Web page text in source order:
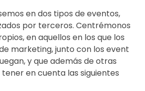
en dos tipos de eventos,
por terceros. Centrémonos
en aquellos en los que los
marketing, junto con los event
y que además de otras
en cuenta las siguientes